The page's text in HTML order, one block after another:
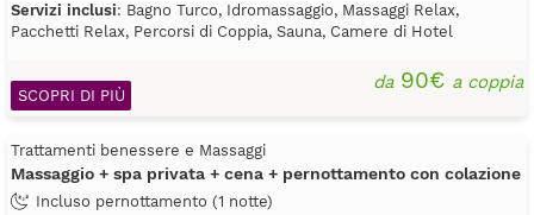
Servizi inclusi: Bagno Turco, Idromassaggio, Massaggi Relax,
Pacchetti Relax, Percorsi di Coppia, Sauna, Camere di Hotel
da90€ a coppia
SCOPRI DI PIÙ
Trattamenti benessere e Massaggi
Massaggio + spa privata + cena + pernottamento con colazione
Incluso pernottamento (1 notte)